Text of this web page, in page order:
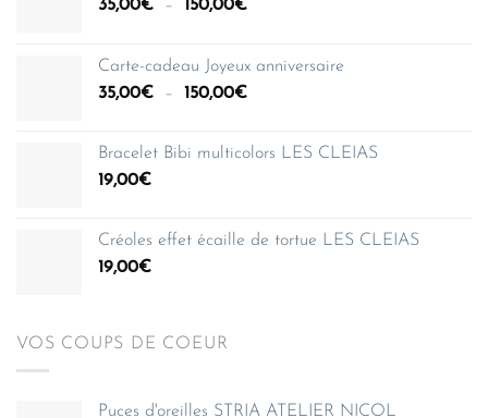
35,00€ – 150,00€Plage
35,00€
à
Carte-cadeau Joyeux anniversaire
35,00€ – 150,00€Plage
35,00€
Bracelet Bibi multicolors LES CLEIAS
19,00€
Créoles effet écaille de tortue LES CLEIAS
19,00€
VOS COUPS DE COEUR
Puces d'oreilles STRIA ATELIER NICOL